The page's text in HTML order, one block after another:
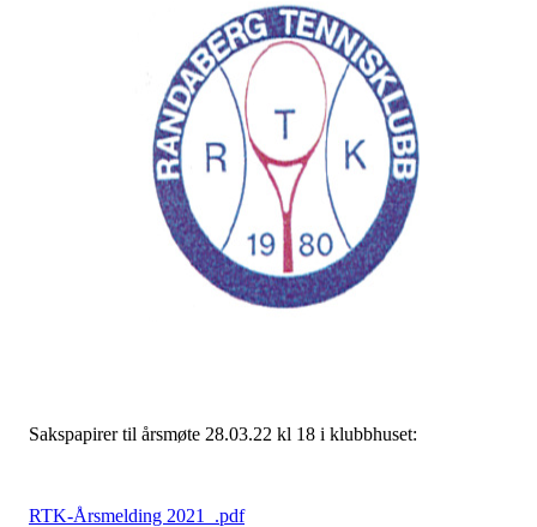
Sakspapirer til årsmøte 28.03.22 kl 18 i klubbhuset:
RTK-Årsmelding 2021_.pdf